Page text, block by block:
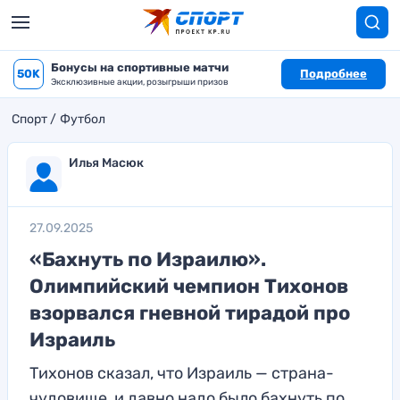
50K Бонусы на спортивные матчи
Эксклюзивные акции, розыгрыши призов
Подробнее
Спорт Футбол
Илья Масюк
27.09.2025
«Бахнуть по Израилю».
Олимпийский чемпион Тихонов
взорвался гневной тирадой про
Израиль
Тихонов сказал, что Израиль — страна-